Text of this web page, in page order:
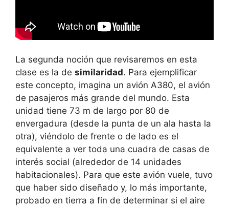
La segunda noción que revisaremos en esta
clase es la de similaridad. Para ejemplificar
este concepto, imagina un avión A380, el avión
de pasajeros más grande del mundo. Esta
unidad tiene 73 m de largo por 80 de
envergadura (desde la punta de un ala hasta la
otra), viéndolo de frente o de lado es el
equivalente a ver toda una cuadra de casas de
interés social (alrededor de 14 unidades
habitacionales). Para que este avión vuele, tuvo
que haber sido diseñado y, lo más importante,
probado en tierra a fin de determinar si el aire